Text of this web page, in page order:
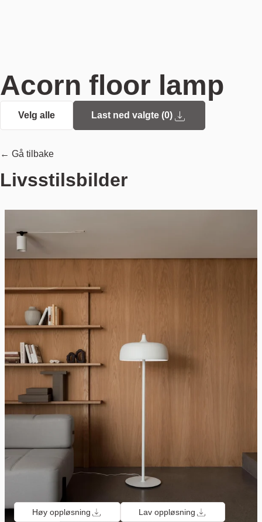
Acorn floor lamp
Velg alle Last ned valgte (0)
← Gå tilbake
Livsstilsbilder
Høy oppløsning Lav oppløsning